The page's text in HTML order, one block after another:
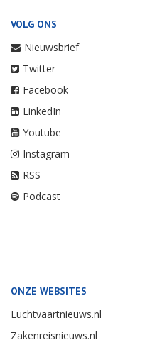
VOLG ONS
Nieuwsbrief
Twitter
Facebook
LinkedIn
Youtube
Instagram
RSS
Podcast
ONZE WEBSITES
Luchtvaartnieuws.nl
Zakenreisnieuws.nl